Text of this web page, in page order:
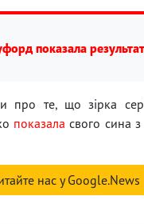
показала
про те, що зірка
показала свого сина
нас у Google.News